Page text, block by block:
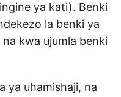
ya kati). Benki
la benki ya
kwa ujumla benki
ya uhamishaji, na